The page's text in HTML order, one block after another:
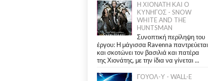
Η ΧΙΟΝΑΤΗ ΚΑΙ Ο
ΚΥΝΗΓΟΣ - SNOW
WHITE AND THE
HUNTSMAN
Συνοπτική περίληψη του
έργου: Η μάγισσα Ravenna παντρεύεται
και σκοτώνει τον βασιλιά και πατέρα
της Χιονάτης, με την ίδια να γίνεται ...
ΓΟΥΟΛ-Υ - WALL-E